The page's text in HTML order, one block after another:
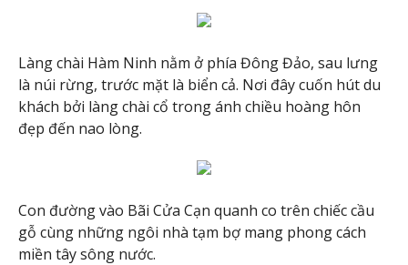
Làng chài Hàm Ninh nằm ở phía Đông Đảo, sau lưng
là núi rừng, trước mặt là biển cả. Nơi đây cuốn hút du
khách bởi làng chài cổ trong ánh chiều hoàng hôn
đẹp đến nao lòng.
Con đường vào Bãi Cửa Cạn quanh co trên chiếc cầu
gỗ cùng những ngôi nhà tạm bợ mang phong cách
miền tây sông nước.